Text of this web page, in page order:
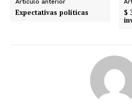
Artículo anterior
Expectativas políticas
$